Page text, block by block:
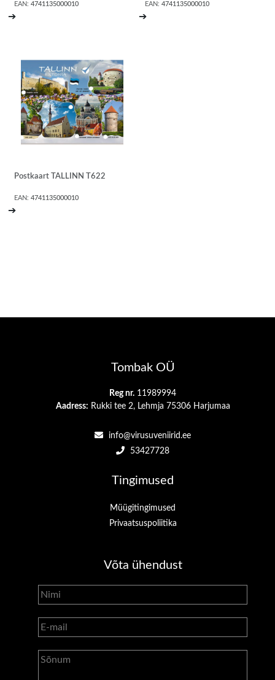
EAN:4741135000010
➔
EAN:4741135000010
➔
Postkaart TALLINN T622
EAN:4741135000010
➔
Tombak OÜ
Reg nr. 11989994
Aadress: Rukki tee 2, Lehmja 75306 Harjumaa
info@virusuveniirid.ee
53427728
Tingimused
Müügitingimused
Privaatsuspoliitika
Võta ühendust